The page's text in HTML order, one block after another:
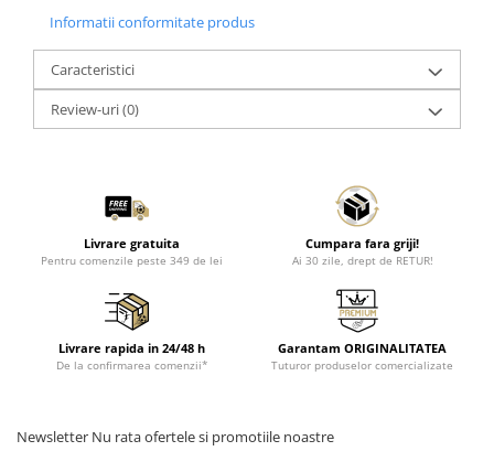
Informatii conformitate produs
Caracteristici
Review-uri(0)
Livrare gratuita
Pentru comenzile peste 349 de lei
Cumpara fara griji!
Ai 30 zile, drept de RETUR!
Livrare rapida in 24/48 h
De la confirmarea comenzii*
Garantam ORIGINALITATEA
Tuturor produselor comercializate
Newsletter Nu rata ofertele si promotiile noastre